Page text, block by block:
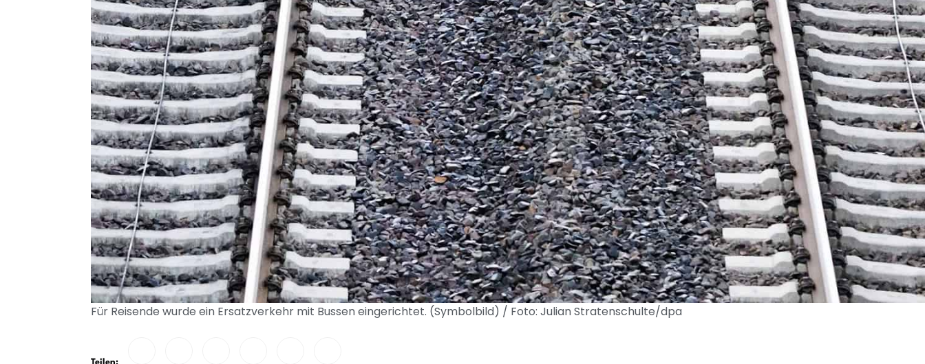
Für Reisende wurde ein Ersatzverkehr mit Bussen eingerichtet. (Symbolbild) / Foto: Julian Stratenschulte/dpa
Teilen: